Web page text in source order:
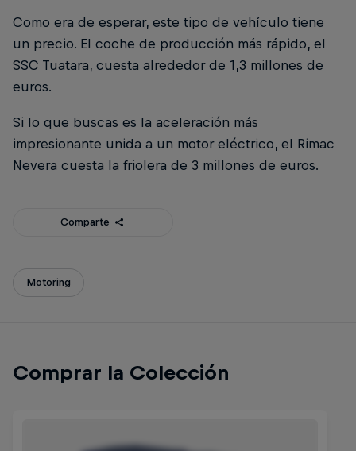
Como era de esperar, este tipo de vehículo tiene
un precio. El coche de producción más rápido, el
SSC Tuatara, cuesta alrededor de 1,3 millones de
euros.
Si lo que buscas es la aceleración más
impresionante unida a un motor eléctrico, el Rimac
Nevera cuesta la friolera de 3 millones de euros.
Comparte
Motoring
Comprar la Colección